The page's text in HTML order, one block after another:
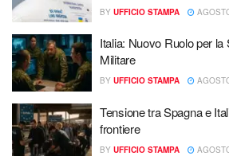
BY UFFICIO STAMPA
Italia: Nuovo Ruolo per
Militare
BY UFFICIO STAMPA
Tensione tra Spagna e
frontiere
BY UFFICIO STAMPA